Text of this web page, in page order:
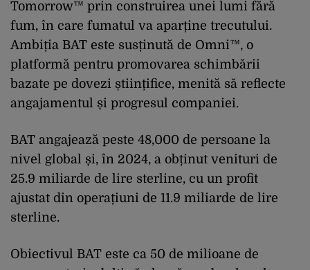
Tomorrow™ prin construirea unei lumi fără
fum, în care fumatul va aparține trecutului.
Ambiția BAT este susținută de Omni™, o
platformă pentru promovarea schimbării
bazate pe dovezi științifice, menită să reflecte
angajamentul și progresul companiei.
BAT angajează peste 48,000 de persoane la
nivel global și, în 2024, a obținut venituri de
25.9 miliarde de lire sterline, cu un profit
ajustat din operațiuni de 11.9 miliarde de lire
sterline.
Obiectivul BAT este ca 50 de milioane de